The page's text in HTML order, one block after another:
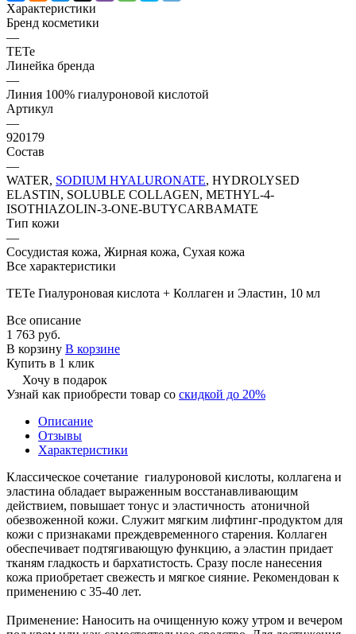
Характеристики
Бренд косметики
—
TETe
Линейка бренда
—
Линия 100% гиалуроновой кислотой
Артикул
—
920179
Состав
—
WATER, SODIUM HYALURONATE, HYDROLYSED
ELASTIN, SOLUBLE COLLAGEN, METHYL-4-
ISOTHIAZOLIN-3-ONE-BUTYCARBAMATE
Тип кожи
—
Сосудистая кожа, Жирная кожа, Сухая кожа
Все характеристики
TETe Гиалуроновая кислота + Коллаген и Эластин, 10 мл
Все описание
1 763 руб.
В корзину В корзине
Купить в 1 клик
Хочу в подарок
Узнай как приобрести товар со скидкой до 20%
Описание
Отзывы
Характеристики
Классическое сочетание гиалуроновой кислоты, коллагена и
эластина обладает выраженным восстанавливающим
действием, повышает тонус и эластичность атоничной
обезвоженной кожи. Служит мягким лифтинг-продуктом для
кожи с признаками преждевременного старения. Коллаген
обеспечивает подтягивающую функцию, а эластин придает
тканям гладкость и бархатистость. Сразу после нанесения
кожа приобретает свежесть и мягкое сияние. Рекомендован к
применению с 35-40 лет.
Применение: Наносить на очищенную кожу утром и вечером